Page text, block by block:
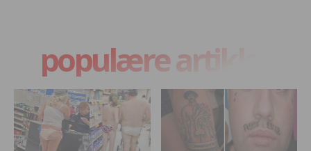
populære artikler